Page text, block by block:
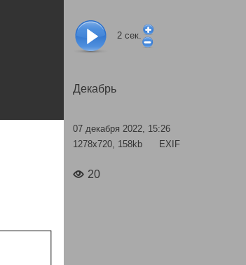
2 сек.
Декабрь
07 декабря 2022, 15:26
1278x720, 158kb
EXIF
20